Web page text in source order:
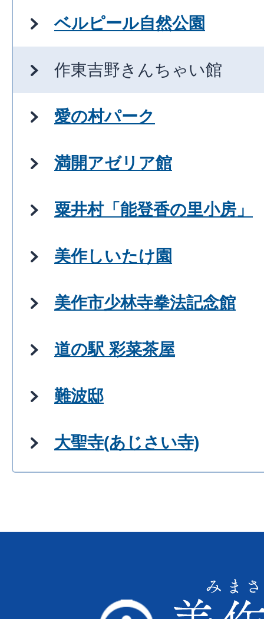
ベルピール自然公園
作東吉野きんちゃい館
愛の村パーク
満開アゼリア館
粟井村「能登香の里小房」
美作しいたけ園
美作市少林寺拳法記念館
道の駅 彩菜茶屋
難波邸
大聖寺(あじさい寺)